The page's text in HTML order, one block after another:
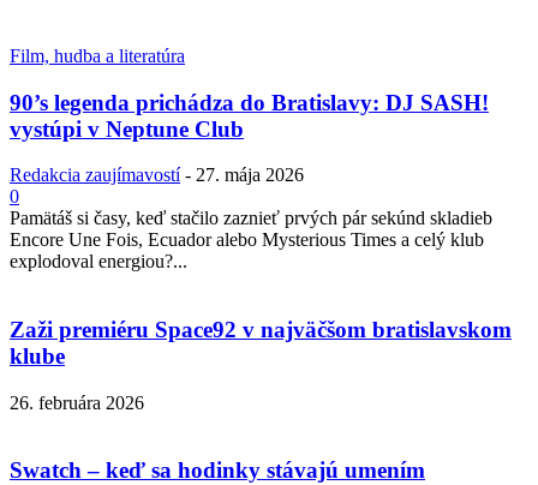
Film, hudba a literatúra
90’s legenda prichádza do Bratislavy: DJ SASH!
vystúpi v Neptune Club
Redakcia zaujímavostí - 27. mája 2026
0
Pamätáš si časy, keď stačilo zaznieť prvých pár sekúnd skladieb
Encore Une Fois, Ecuador alebo Mysterious Times a celý klub
explodoval energiou?...
Zaži premiéru Space92 v najväčšom bratislavskom
klube
26. februára 2026
Swatch – keď sa hodinky stávajú umením